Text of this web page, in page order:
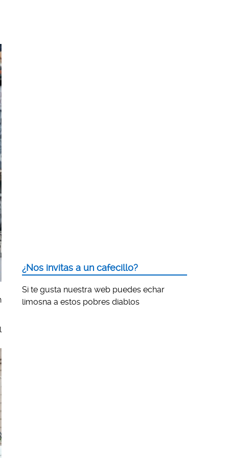
¿Nos invitas a un cafecillo?
Si te gusta nuestra web puedes echar
limosna a estos pobres diablos